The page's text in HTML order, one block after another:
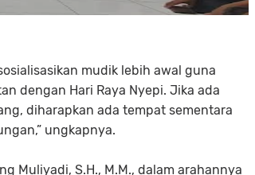
mudik lebih awal guna
dengan Hari Raya Nyepi. Jika ada
diharapkan ada tempat sementara
ungkapnya.
Muliyadi, S.H., M.M., dalam arahannya